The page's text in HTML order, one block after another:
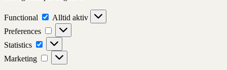
Functional Functional
Alltid aktiv
Preferences
Preferences
Statistics Statistics
Marketing Marketing